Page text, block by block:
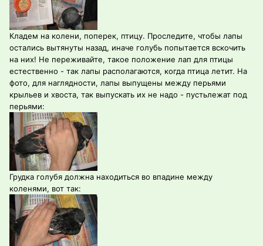
Кладем на колени, поперек, птицу. Проследите, чтобы лапы
остались вытянуты назад, иначе голубь попытается вскочить
на них! Не переживайте, такое положение лап для птицы
естественно - так лапы располагаются, когда птица летит. На
фото, для наглядности, лапы выпущены между перьями
крыльев и хвоста, так выпускать их не надо - пустьлежат под
перьями:
Грудка голубя должна находиться во впадине между
коленями, вот так: